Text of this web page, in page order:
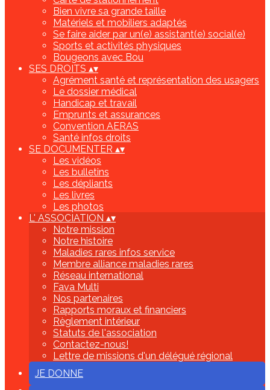
Bien vivre sa grande taille
Matériels et mobiliers adaptés
Se faire aider par un(e) assistant(e) social(e)
Sports et activités physiques
Bougeons avec Bou
SES DROITS ▴▾
Agrément santé et représentation des usagers
Le dossier médical
Handicap et travail
Emprunts et assurances
Convention AERAS
Santé infos droits
SE DOCUMENTER ▴▾
Les vidéos
Les bulletins
Les dépliants
Les livres
Les photos
L' ASSOCIATION ▴▾
Notre mission
Notre histoire
Maladies rares infos service
Membre alliance maladies rares
Réseau international
Fava Multi
Nos partenaires
Rapports moraux et financiers
Règlement intérieur
Statuts de l'association
Contactez-nous!
Lettre de missions d'un délégué régional
JE DONNE